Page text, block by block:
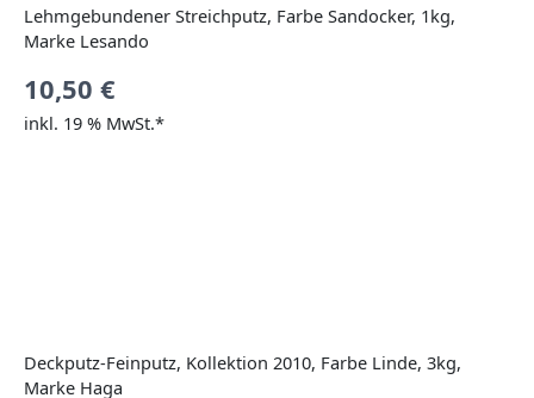
Lehmgebundener Streichputz, Farbe Sandocker, 1kg,
Marke Lesando
10,50 €
inkl. 19 % MwSt.*
Deckputz-Feinputz, Kollektion 2010, Farbe Linde, 3kg,
Marke Haga